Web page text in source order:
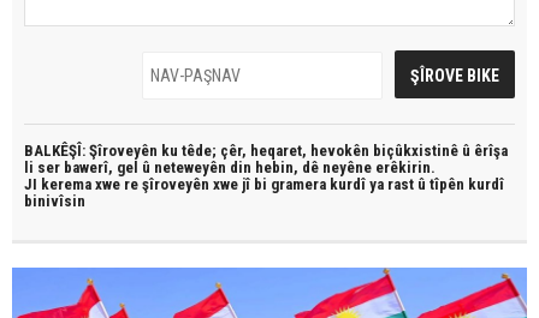
BALKÊŞÎ: Şîroveyên ku têde; çêr, heqaret, hevokên biçûkxistinê û êrîşa
li ser bawerî, gel û neteweyên din hebin, dê neyêne erêkirin.
JI kerema xwe re şîroveyên xwe jî bi gramera kurdî ya rast û tîpên kurdî
binivîsin